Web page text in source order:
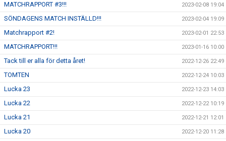
MATCHRAPPORT #3!!! 2023-02-08 19:04
SÖNDAGENS MATCH INSTÄLLD!!! 2023-02-04 19:09
Matchrapport #2! 2023-02-01 22:53
MATCHRAPPORT!!! 2023-01-16 10:00
Tack till er alla för detta året! 2022-12-26 22:49
TOMTEN 2022-12-24 10:03
Lucka 23 2022-12-23 14:03
Lucka 22 2022-12-22 10:19
Lucka 21 2022-12-21 12:01
Lucka 20 2022-12-20 11:28